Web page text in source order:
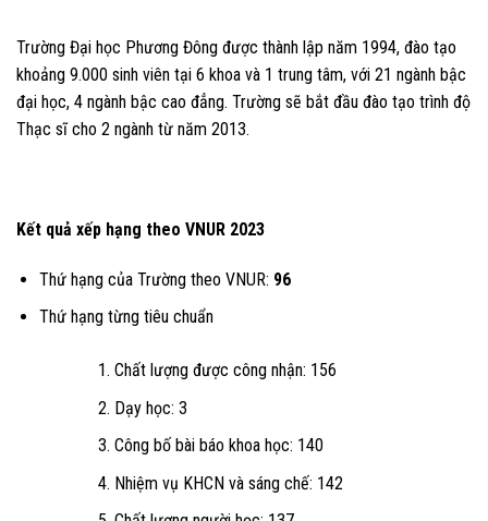
Trường Đại học Phương Đông được thành lập năm 1994, đào tạo
khoảng 9.000 sinh viên tại 6 khoa và 1 trung tâm, với 21 ngành bậc
đại học, 4 ngành bậc cao đẳng. Trường sẽ bắt đầu đào tạo trình độ
Thạc sĩ cho 2 ngành từ năm 2013.
Kết quả xếp hạng theo VNUR 2023
Thứ hạng của Trường theo VNUR: 96
Thứ hạng từng tiêu chuẩn
Chất lượng được công nhận: 156
Dạy học: 3
Công bố bài báo khoa học: 140
Nhiệm vụ KHCN và sáng chế: 142